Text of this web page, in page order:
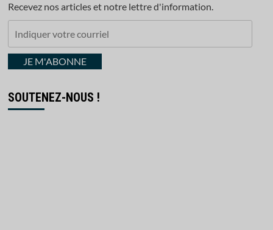
Recevez nos articles et notre lettre d'information.
courrielJE M'ABONNE
SOUTENEZ-NOUS !